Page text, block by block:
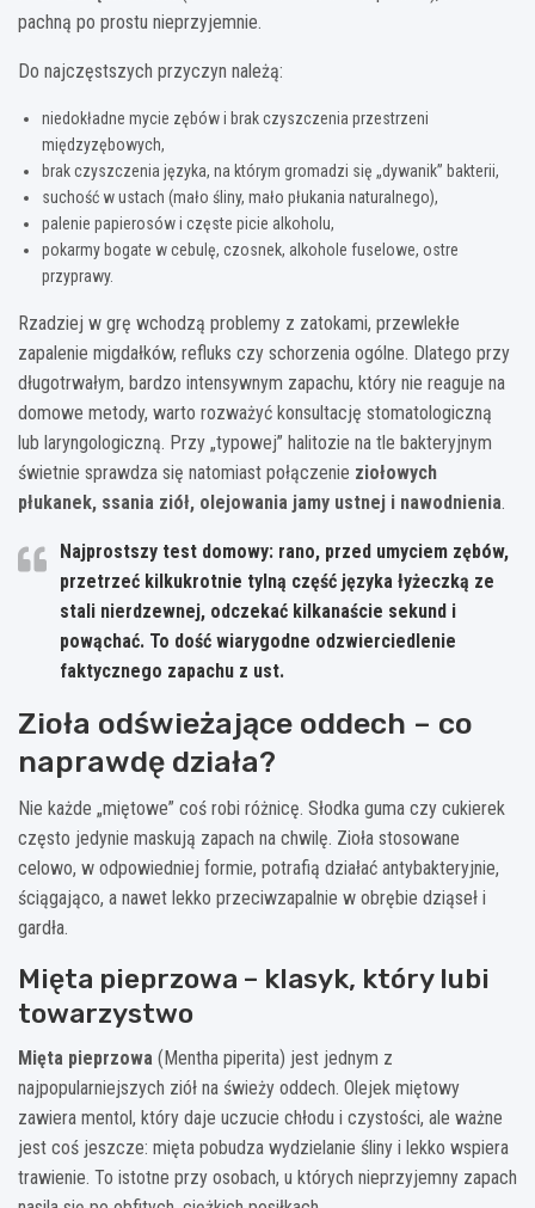
pachną po prostu nieprzyjemnie.
Do najczęstszych przyczyn należą:
niedokładne mycie zębów i brak czyszczenia przestrzeni
międzyzębowych,
brak czyszczenia języka, na którym gromadzi się „dywanik” bakterii,
suchość w ustach (mało śliny, mało płukania naturalnego),
palenie papierosów i częste picie alkoholu,
pokarmy bogate w cebulę, czosnek, alkohole fuselowe, ostre
przyprawy.
Rzadziej w grę wchodzą problemy z zatokami, przewlekłe
zapalenie migdałków, refluks czy schorzenia ogólne. Dlatego przy
długotrwałym, bardzo intensywnym zapachu, który nie reaguje na
domowe metody, warto rozważyć konsultację stomatologiczną
lub laryngologiczną. Przy „typowej” halitozie na tle bakteryjnym
świetnie sprawdza się natomiast połączenie ziołowych
płukanek, ssania ziół, olejowania jamy ustnej i nawodnienia.
Najprostszy test domowy: rano, przed umyciem zębów,
przetrzeć kilkukrotnie tylną część języka łyżeczką ze
stali nierdzewnej, odczekać kilkanaście sekund i
powąchać. To dość wiarygodne odzwierciedlenie
faktycznego zapachu z ust.
Zioła odświeżające oddech – co
naprawdę działa?
Nie każde „miętowe” coś robi różnicę. Słodka guma czy cukierek
często jedynie maskują zapach na chwilę. Zioła stosowane
celowo, w odpowiedniej formie, potrafią działać antybakteryjnie,
ściągająco, a nawet lekko przeciwzapalnie w obrębie dziąseł i
gardła.
Mięta pieprzowa – klasyk, który lubi
towarzystwo
Mięta pieprzowa (Mentha piperita) jest jednym z
najpopularniejszych ziół na świeży oddech. Olejek miętowy
zawiera mentol, który daje uczucie chłodu i czystości, ale ważne
jest coś jeszcze: mięta pobudza wydzielanie śliny i lekko wspiera
trawienie. To istotne przy osobach, u których nieprzyjemny zapach